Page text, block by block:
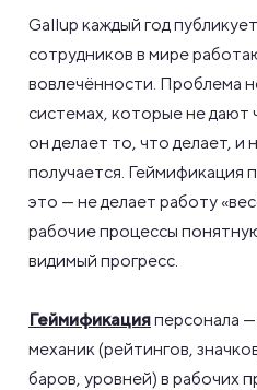
Gallup каждый год
сотрудников в мире
вовлечённости. Проблема
системах, которые не дают
он делает то, что делает, и
получается. Геймификация
это — не делает работу
рабочие процессы
видимый прогресс.
Геймификацияперсонала
механик (рейтингов,
баров, уровней) в рабочих